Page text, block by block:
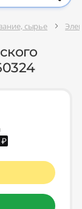
сырье
₽